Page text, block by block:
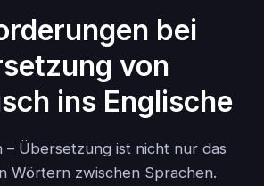
bei
von
ins Englische
– Übersetzung ist nicht nur das
Wörtern zwischen Sprachen.